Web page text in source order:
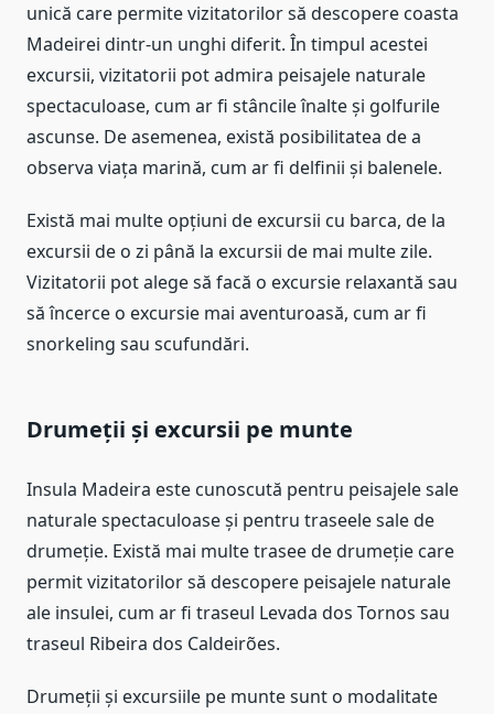
unică care permite vizitatorilor să descopere coasta
Madeirei dintr-un unghi diferit. În timpul acestei
excursii, vizitatorii pot admira peisajele naturale
spectaculoase, cum ar fi stâncile înalte și golfurile
ascunse. De asemenea, există posibilitatea de a
observa viața marină, cum ar fi delfinii și balenele.
Există mai multe opțiuni de excursii cu barca, de la
excursii de o zi până la excursii de mai multe zile.
Vizitatorii pot alege să facă o excursie relaxantă sau
să încerce o excursie mai aventuroasă, cum ar fi
snorkeling sau scufundări.
Drumeții și excursii pe munte
Insula Madeira este cunoscută pentru peisajele sale
naturale spectaculoase și pentru traseele sale de
drumeție. Există mai multe trasee de drumeție care
permit vizitatorilor să descopere peisajele naturale
ale insulei, cum ar fi traseul Levada dos Tornos sau
traseul Ribeira dos Caldeirões.
Drumeții și excursiile pe munte sunt o modalitate